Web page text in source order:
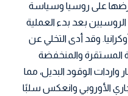
على روسيا وسياسة
بعد بدء العملية
وقد أدى التخلي عن
المستقرة والمنخفضة
واردات الوقود البديل، مما
الأوروبي وانعكس سلبًا